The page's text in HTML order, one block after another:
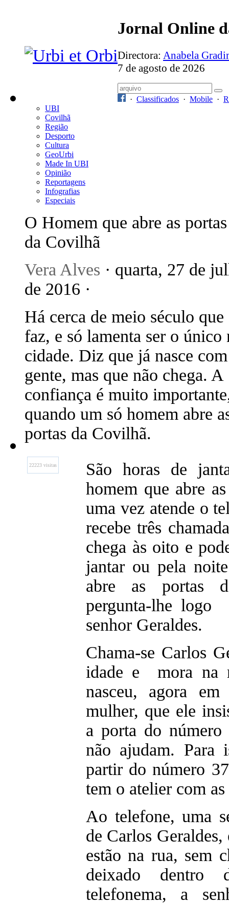
Jornal Online
Directora: Anabela
7 de agosto de 2026
· Classificados · Mobile ·
UBI
Covilhã
Região
Desporto
Cultura
GeoUrbi
Made In UBI
Opinião
Reportagens
Infografias
Especiais
O Homem que abre as portas
da Covilhã
Vera Alves · quarta, 27 de
de 2016 ·
Há cerca de meio século que
faz, e só lamenta ser o único
cidade. Diz que já nasce
gente, mas que não chega. A
confiança é muito
quando um só homem abre
portas da Covilhã.
22223 visitas
São horas de
homem que abre
uma vez atende o
recebe três
chega às oito e
jantar ou pela
abre as portas
pergunta-lhe
senhor Geraldes.
Chama-se Carlos
idade e mora na
nasceu, agora
mulher, que ele
a porta do número
não ajudam. Para
partir do número
tem o atelier com
Ao telefone, uma
de Carlos
estão na rua, sem
deixado dentro
telefonema, a